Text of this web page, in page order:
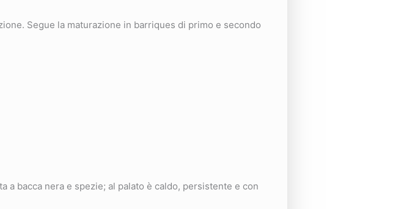
Segue la maturazione in barriques di primo e secondo
bacca nera e spezie; al palato è caldo, persistente e con